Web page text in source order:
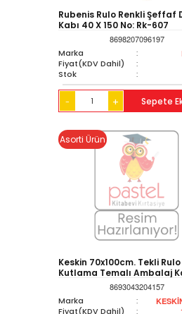
Rubenis Rulo Renkli Şeffaf
Kabı 40 X 150 No: Rk-607
8698207096197
Marka
:
Fiyat(KDV Dahil) :
Stok :
- + Sepete
Asorti Ürün
Keskin 70x100cm. Tekli Rulo
Kutlama Temalı Ambalaj
8693043204157
Marka
:
Fiyat(KDV Dahil) :